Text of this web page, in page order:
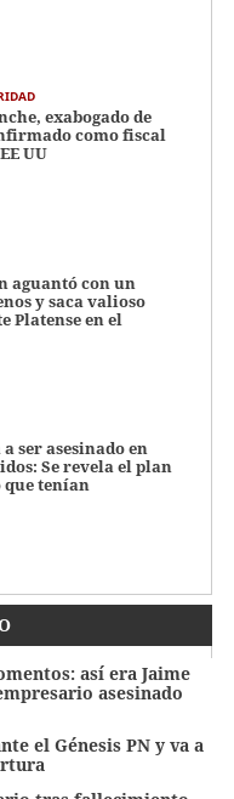
exabogado de
como fiscal
UU
aguantó con un
y saca valioso
Platense en el
ser asesinado en
Se revela el plan
tenían
así era Jaime
asesinado
el Génesis PN y va a